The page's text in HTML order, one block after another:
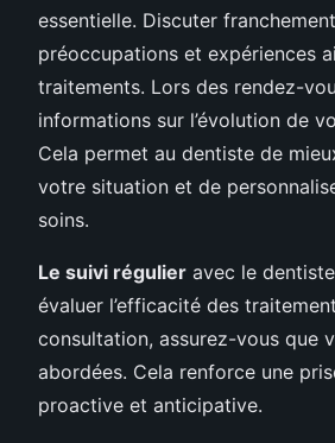
essentielle. Discuter
préoccupations et expériences
traitements. Lors des rendez-
informations sur l’évolution de
Cela permet au dentiste de
votre situation et de
soins.
Le suivi régulier avec le
évaluer l’efficacité des
consultation, assurez-vous que
abordées. Cela renforce une
proactive et anticipative.